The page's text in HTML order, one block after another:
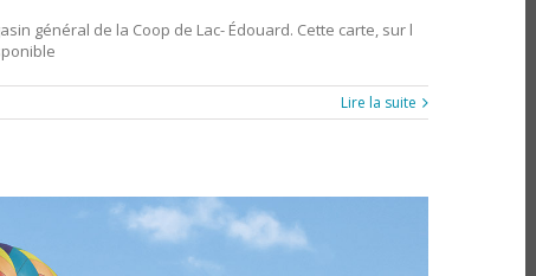
général de la Coop de Lac- Édouard. Cette carte, sur l
Lire la suite